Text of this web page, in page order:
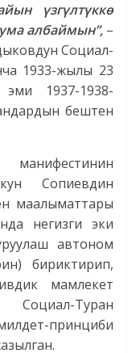
үзгүлтүккө
албаймын”,–
Социал-
1933-жылы 23
1937-1938-
бештен
манифестинин
Сопиевдин
маалыматтары
негизги эки
автоном
бириктирип,
мамлекет
Социал-Туран
принциби